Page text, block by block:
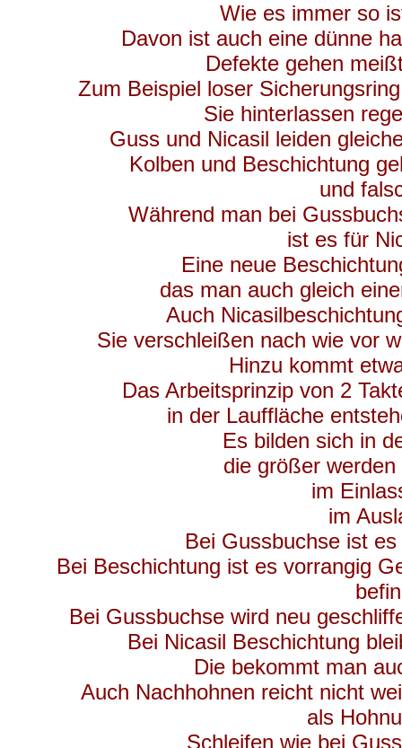
Wie es immer so
Davon ist auch eine dünne
Defekte gehen
Zum Beispiel loser
Sie hinterlassen
Guss und Nicasil leiden
Kolben und Beschichtung
und
Während man bei
ist es für
Eine neue
das man auch gleich
Auch
Sie verschleißen nach wie vor
Hinzu kommt
Das Arbeitsprinzip von 2
in der Lauffläche
Es bilden sich in
die größer
im
im
Bei Gussbuchse ist
Bei Beschichtung ist es vorrangig
Bei Gussbuchse wird neu
Bei Nicasil Beschichtung
Die bekommt man
Auch Nachhohnen reicht nicht
als
Schleifen wie bei